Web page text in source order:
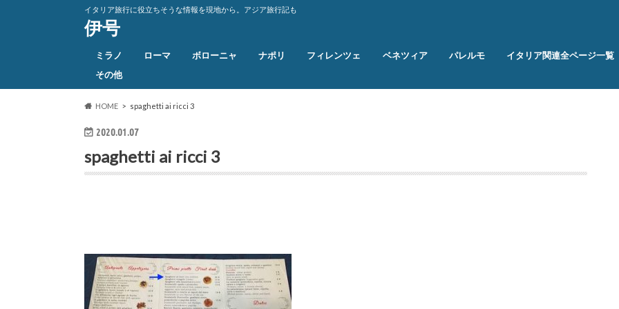
イタリア旅行に役立ちそうな情報を現地から。アジア旅行記も
伊号
ミラノ ローマ ボローニャ ナポリ フィレンツェ ベネツィア パレルモ イタリア関連全ページ一覧
その他
HOME spaghetti ai ricci 3
2020.01.07
spaghetti ai ricci 3